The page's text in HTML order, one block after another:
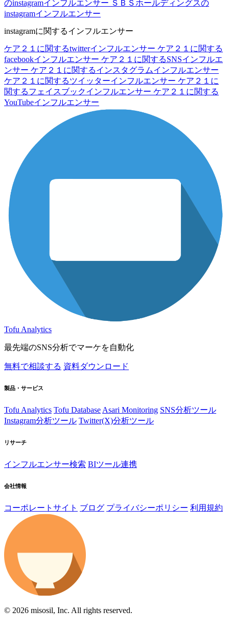
のinstagramインフルエンサー ＳＢＳホールディングスの
instagramインフルエンサー
instagramに関するインフルエンサー
ケア２１に関するtwitterインフルエンサー ケア２１に関する
facebookインフルエンサー ケア２１に関するSNSインフルエ
ンサー ケア２１に関するインスタグラムインフルエンサー
ケア２１に関するツイッターインフルエンサー ケア２１に
関するフェイスブックインフルエンサー ケア２１に関する
YouTubeインフルエンサー
Tofu Analytics
最先端のSNS分析でマーケを自動化
無料で相談する 資料ダウンロード
製品・サービス
Tofu Analytics Tofu Database Asari Monitoring SNS分析ツール
Instagram分析ツール Twitter(X)分析ツール
リサーチ
インフルエンサー検索 BIツール連携
会社情報
コーポレートサイト ブログ プライバシーポリシー 利用規約
© 2026 misosil, Inc. All rights reserved.